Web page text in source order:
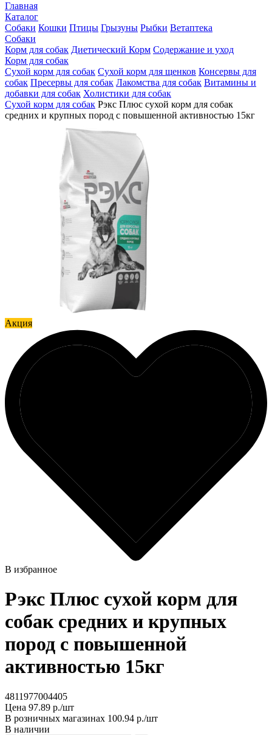
Главная
Каталог
Собаки Кошки Птицы Грызуны Рыбки Ветаптека
Собаки
Корм для собак Диетический Корм Содержание и уход
Корм для собак
Сухой корм для собак Сухой корм для щенков Консервы для
собак Пресервы для собак Лакомства для собак Витамины и
добавки для собак Холистики для собак
Сухой корм для собак Рэкс Плюс сухой корм для собак
средних и крупных пород с повышенной активностью 15кг
Акция
В избранное
Рэкс Плюс сухой корм для
собак средних и крупных
пород с повышенной
активностью 15кг
4811977004405
Цена 97.89 р./шт
В розничных магазинах 100.94 р./шт
В наличии